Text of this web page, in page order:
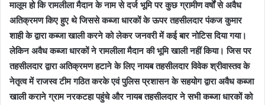
मालूम हो कि रामलीला मैदान के नाम से दर्ज भूमि पर कुछ ग्रामीण वर्षों से अवैध
अतिक्रमण किए हुए थे जिससे कब्जा धारकों के ऊपर तहसीलदार पंकज कुमार
शाही के द्वारा कब्जा खाली करने को लेकर जनवरी में कई बार नोटिस दिया गया।
लेकिन अवैध कब्जा धारकों ने रामलीला मैदान की भूमि खाली नहीं किया। जिस पर
तहसीलदार द्वारा अतिक्रमण हटाने के लिए नायब तहसीलदार विवेक श्रीवास्तव के
नेतृत्व में राजस्व टीम गठित करके एवं पुलिस प्रशासन के सहयोग द्वारा अवैध कब्जा
खाली कराने ग्राम नरकटहा पहुंचे और नायब तहसीलदार ने सभी कब्जा धारकों को